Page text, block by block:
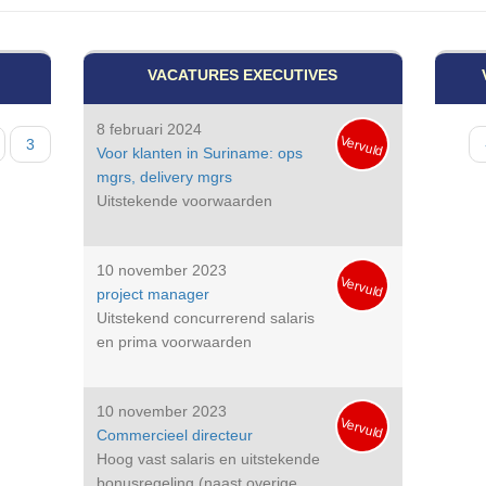
Pagina
3
VACATURES EXECUTIVES
Vervuld
8 februari 2024
Voor klanten in Suriname: ops
mgrs, delivery mgrs
Uitstekende voorwaarden
Vervuld
10 november 2023
project manager
Uitstekend concurrerend salaris
en prima voorwaarden
Vervuld
10 november 2023
Commercieel directeur
Hoog vast salaris en uitstekende